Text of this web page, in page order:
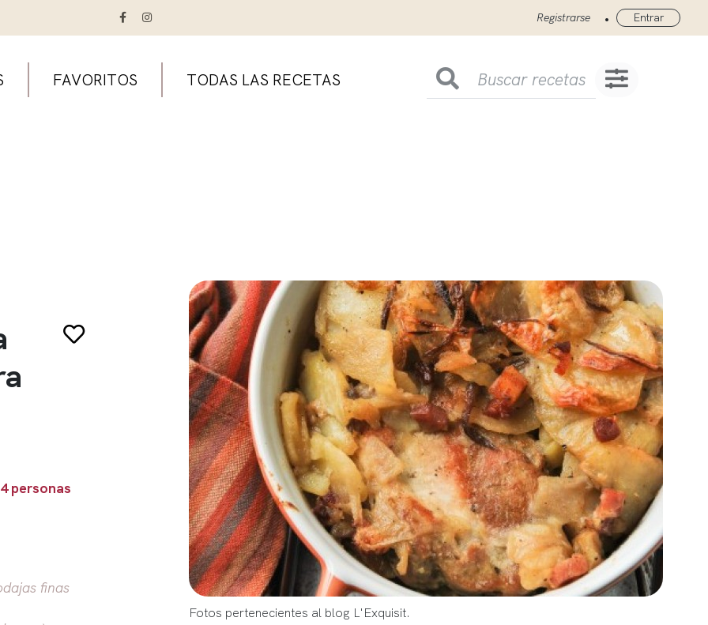
Registrarse • Entrar
FAVORITOS TODAS LAS RECETAS
personas
finas
Fotos pertenecientes al blog L'Exquisit.